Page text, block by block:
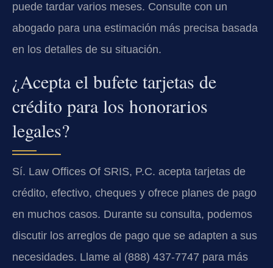
puede tardar varios meses. Consulte con un
abogado para una estimación más precisa basada
en los detalles de su situación.
¿Acepta el bufete tarjetas de
crédito para los honorarios
legales?
Sí. Law Offices Of SRIS, P.C. acepta tarjetas de
crédito, efectivo, cheques y ofrece planes de pago
en muchos casos. Durante su consulta, podemos
discutir los arreglos de pago que se adapten a sus
necesidades. Llame al (888) 437-7747 para más